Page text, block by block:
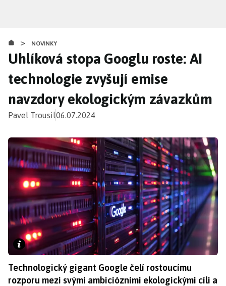
obsahu
> NOVINKY
Uhlíková stopa Googlu roste: AI
technologie zvyšují emise
navzdory ekologickým závazkům
Pavel Trousil06.07.2024
Technologický gigant Google čelí rostoucímu
rozporu mezi svými ambiciózními ekologickými cíli a